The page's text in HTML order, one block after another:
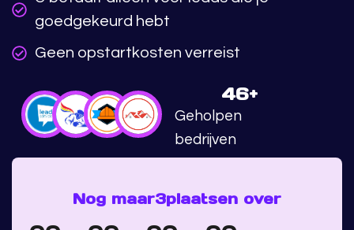
goedgekeurd hebt
Geen opstartkosten verreist
Geholpen
bedrijven
46+
Nog maar3plaatsen over